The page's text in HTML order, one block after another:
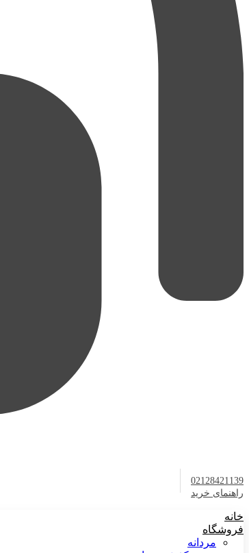
02128421139
راهنمای خرید
خانه
فروشگاه
مردانه